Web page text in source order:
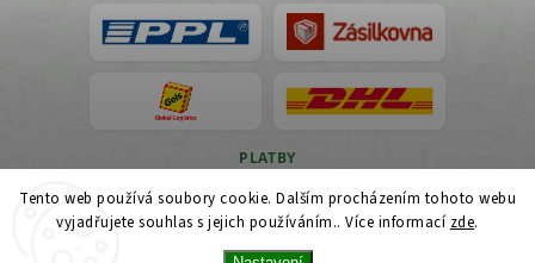
Tento web používá soubory cookie. Dalším procházením tohoto webu
vyjadřujete souhlas s jejich používáním.. Více informací zde.
PLATBY
VISA